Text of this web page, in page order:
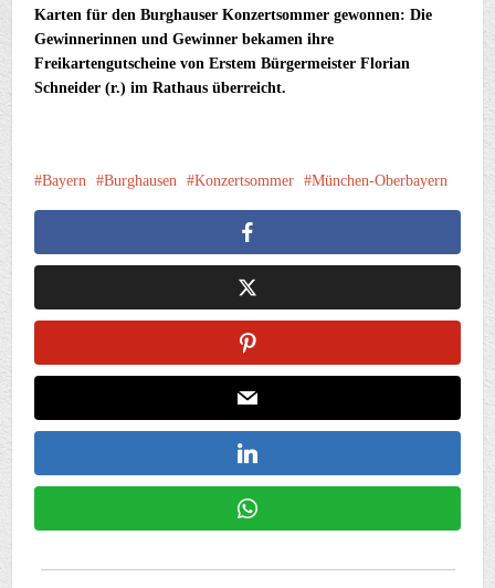
Karten für den Burghauser Konzertsommer gewonnen: Die
Gewinnerinnen und Gewinner bekamen ihre
Freikartengutscheine von Erstem Bürgermeister Florian
Schneider (r.) im Rathaus überreicht.
Bayern Burghausen Konzertsommer München-Oberbayern